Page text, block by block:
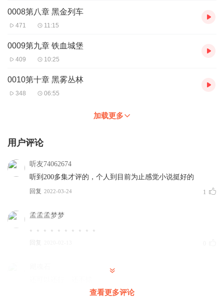
0008第八章 黑金列车
471 11:15
0009第九章 铁血城堡
409 10:25
0010第十章 黑雾丛林
348 06:55
加载更多
用户评论
听友74062674
听到200多集才评的，个人到目前为止感觉小说挺好的
回复 2022-03-24 1
孟孟孟梦梦
。。。。。。。。。。
回复
查看更多评论